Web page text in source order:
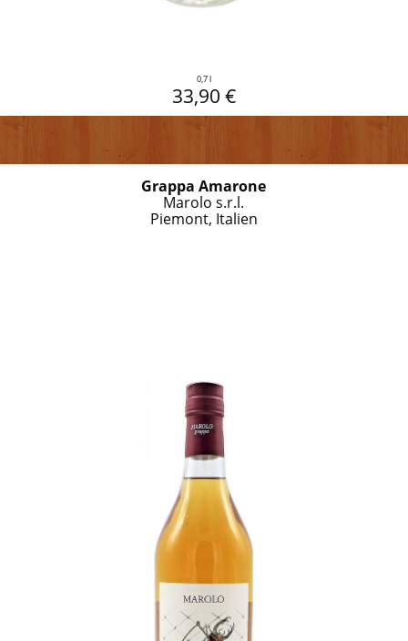
0,7 l
33,90 €
Grappa Amarone
Marolo s.r.l.
Piemont, Italien